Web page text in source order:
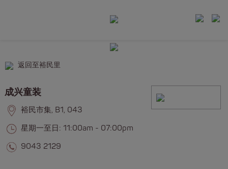
返回至裕民里
成兴童装
裕民市集, B1, 043
星期一至日: 11:00am - 07:00pm
9043 2129